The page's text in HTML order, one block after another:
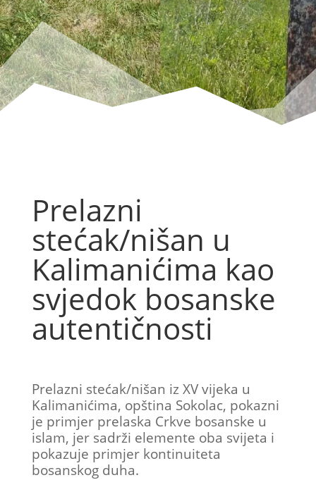
Prelazni
stećak/nišan u
Kalimanićima kao
svjedok bosanske
autentičnosti
Prelazni stećak/nišan iz XV vijeka u
Kalimanićima, opština Sokolac, pokazni
je primjer prelaska Crkve bosanske u
islam, jer sadrži elemente oba svijeta i
pokazuje primjer kontinuiteta
bosanskog duha.